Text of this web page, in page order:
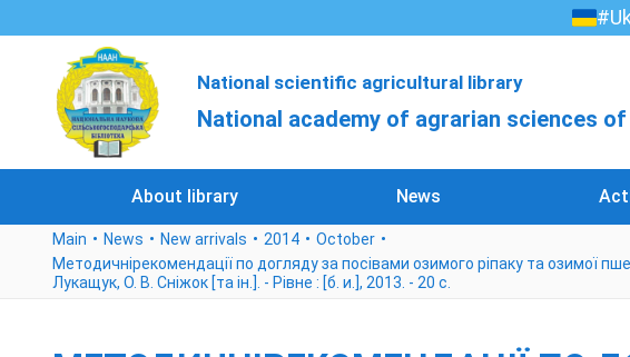
National scientific agricultural library
National academy of agrarian sciences
About library News
Main News New arrivals 2014
October
Методичнірекомендації по догляду за посівами озимого ріпаку та озимої
Лукащук, О. В. Сніжок [та ін.]. - Рівне : [б. и.], 2013. - 20 с.